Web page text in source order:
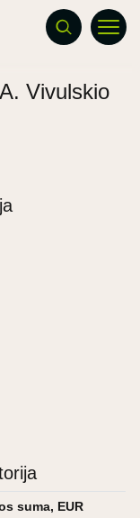
Vivulskio
suma, EUR